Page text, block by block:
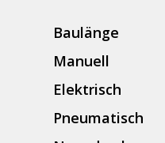
Baulänge
Manuell
Elektrisch
Pneumatisch